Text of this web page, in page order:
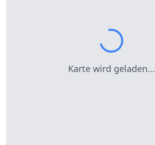
Karte wird geladen...